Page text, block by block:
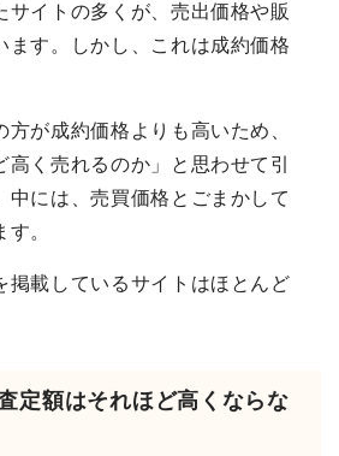
サイトの多くが、売出価格や販
ます。しかし、これは成約価格
が成約価格よりも高いため、
く売れるのか」と思わせて引
中には、売買価格とごまかして
。
掲載しているサイトはほとんど
定額はそれほど高くならな